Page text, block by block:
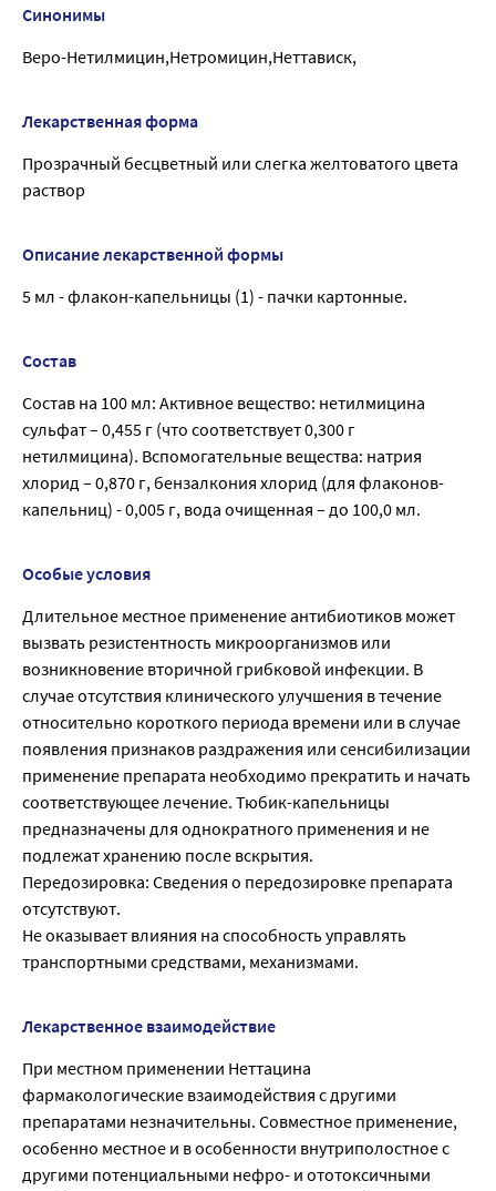
Синонимы
Веро-Нетилмицин,Нетромицин,Неттависк,
Лекарственная форма
Прозрачный бесцветный или слегка желтоватого цвета
раствор
Описание лекарственной формы
5 мл - флакон-капельницы (1) - пачки картонные.
Состав
Состав на 100 мл: Активное вещество: нетилмицина
сульфат – 0,455 г (что соответствует 0,300 г
нетилмицина). Вспомогательные вещества: натрия
хлорид – 0,870 г, бензалкония хлорид (для флаконов-
капельниц) - 0,005 г, вода очищенная – до 100,0 мл.
Особые условия
Длительное местное применение антибиотиков может
вызвать резистентность микроорганизмов или
возникновение вторичной грибковой инфекции. В
случае отсутствия клинического улучшения в течение
относительно короткого периода времени или в случае
появления признаков раздражения или сенсибилизации
применение препарата необходимо прекратить и начать
соответствующее лечение. Тюбик-капельницы
предназначены для однократного применения и не
подлежат хранению после вскрытия.
Передозировка: Сведения о передозировке препарата
отсутствуют.
Не оказывает влияния на способность управлять
транспортными средствами, механизмами.
Лекарственное взаимодействие
При местном применении Неттацина
фармакологические взаимодействия с другими
препаратами незначительны. Совместное применение,
особенно местное и в особенности внутриполостное с
другими потенциальными нефро- и ототоксичными